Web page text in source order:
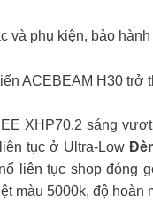
và phụ kiện, bảo
ACEBEAM H30 trở
XHP70.2 sáng
tục ở Ultra-Low
liên tục shop đóng
màu 5000k, độ